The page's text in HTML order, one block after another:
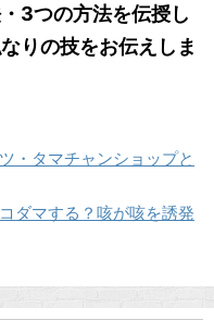
3つの方法を伝授し
りの技をお伝えしま
・タマチャンショップと
ダマする？咳が咳を誘発